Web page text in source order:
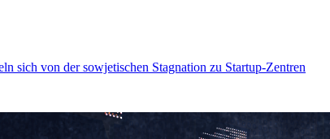
sich von der sowjetischen Stagnation zu Startup-Zentren